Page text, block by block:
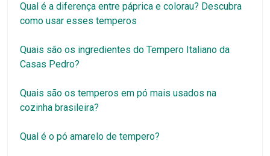
Qual é a diferença entre páprica e colorau? Descubra
como usar esses temperos
Quais são os ingredientes do Tempero Italiano da
Casas Pedro?
Quais são os temperos em pó mais usados na
cozinha brasileira?
Qual é o pó amarelo de tempero?